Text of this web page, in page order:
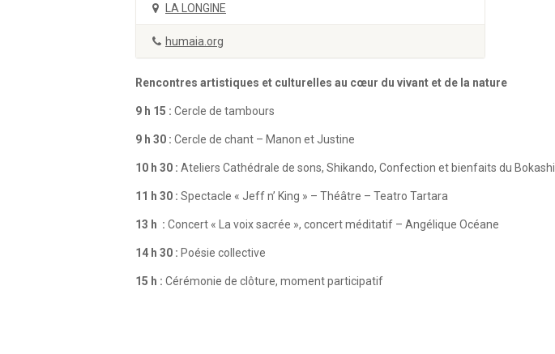
LA LONGINE
humaia.org
Rencontres artistiques et culturelles au cœur du vivant et de la nature
9 h 15 : Cercle de tambours
9 h 30 : Cercle de chant – Manon et Justine
10 h 30 : Ateliers Cathédrale de sons, Shikando, Confection et bienfaits du Bokashi
11 h 30 : Spectacle « Jeff n’ King » – Théâtre – Teatro Tartara
13 h : Concert « La voix sacrée », concert méditatif – Angélique Océane
14 h 30 : Poésie collective
15 h : Cérémonie de clôture, moment participatif